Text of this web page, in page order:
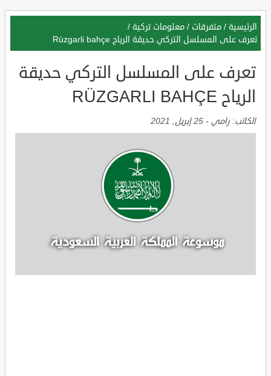
الرئيسية / متفرقات / معلومات تركية /
تعرف على المسلسل التركي حديقة الرياح Rüzgarli bahçe
تعرف على المسلسل التركي حديقة
الرياح RÜZGARLI BAHÇE
الكاتب: رامي - 25 إبريل, 2021